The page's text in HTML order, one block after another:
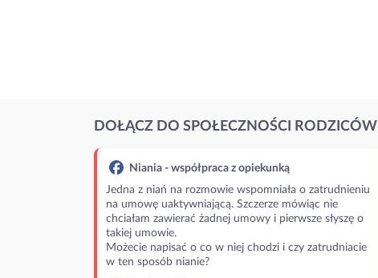
DOŁĄCZ DO SPOŁECZNOŚCI RODZICÓW
Niania - współpraca z opiekunką
Jedna z niań na rozmowie wspomniała o zatrudnieniu
na umowę uaktywniającą. Szczerze mówiąc nie
chciałam zawierać żadnej umowy i pierwsze słyszę o
takiej umowie.
Możecie napisać o co w niej chodzi i czy zatrudniacie
w ten sposób nianie?